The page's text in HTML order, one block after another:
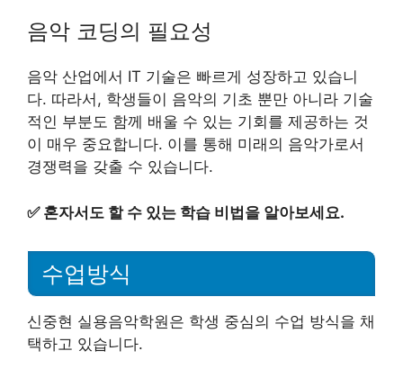
음악 코딩의 필요성
음악 산업에서 IT 기술은 빠르게 성장하고 있습니
다. 따라서, 학생들이 음악의 기초 뿐만 아니라 기술
적인 부분도 함께 배울 수 있는 기회를 제공하는 것
이 매우 중요합니다. 이를 통해 미래의 음악가로서
경쟁력을 갖출 수 있습니다.
✅ 혼자서도 할 수 있는 학습 비법을 알아보세요.
수업방식
신중현 실용음악학원은 학생 중심의 수업 방식을 채
택하고 있습니다.